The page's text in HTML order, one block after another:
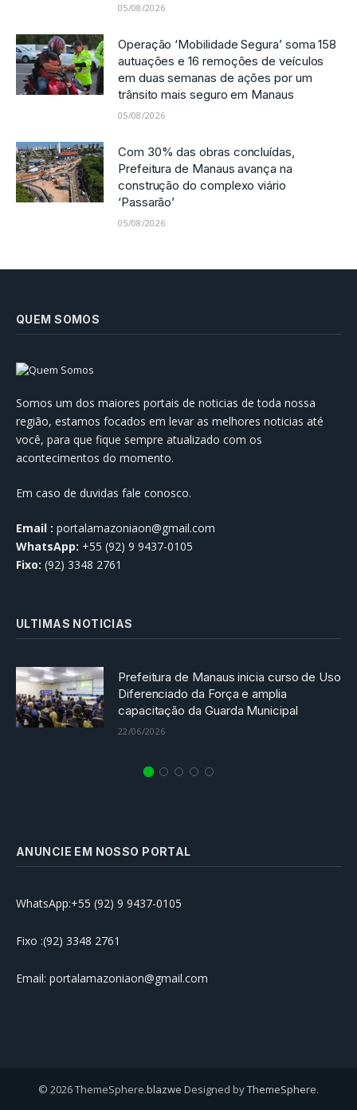
05/08/2026
Operação ‘Mobilidade Segura’ soma 158
autuações e 16 remoções de veículos
em duas semanas de ações por um
trânsito mais seguro em Manaus
05/08/2026
Com 30% das obras concluídas,
Prefeitura de Manaus avança na
construção do complexo viário
‘Passarão’
05/08/2026
QUEM SOMOS
Somos um dos maiores portais de noticias de toda nossa
região, estamos focados em levar as melhores noticias até
você, para que fique sempre atualizado com os
acontecimentos do momento.
Em caso de duvidas fale conosco.
Email : portalamazoniaon@gmail.com
WhatsApp: +55 (92) 9 9437-0105
Fixo: (92) 3348 2761
ULTIMAS NOTICIAS
Prefeitura de Manaus inicia curso de Uso
Diferenciado da Força e amplia
capacitação da Guarda Municipal
22/06/2026
ANUNCIE EM NOSSO PORTAL
WhatsApp:+55 (92) 9 9437-0105
Fixo :(92) 3348 2761
Email: portalamazoniaon@gmail.com
© 2026 ThemeSphere.blazwe Designed byThemeSphere.